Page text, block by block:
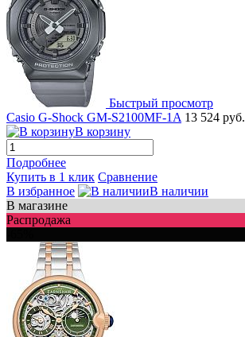
Быстрый просмотр
Casio G-Shock GM-S2100MF-1A 13 524 руб.
В корзину
Подробнее
Купить в 1 клик Сравнение
В избранное
В наличии
В магазине
Распродажа